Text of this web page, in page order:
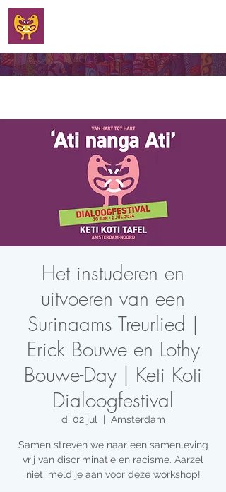
Het instuderen en
uitvoeren van een
Surinaams Treurlied |
Erick Bouwe en Lothy
Bouwe-Day | Keti Koti
Dialoogfestival
di 02 jul Amsterdam
Samen streven we naar een samenleving
vrij van discriminatie en racisme. Aarzel
niet, meld je aan voor deze workshop!